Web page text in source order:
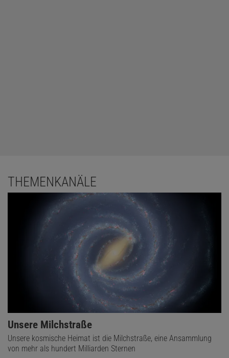
THEMENKANÄLE
Unsere Milchstraße
Unsere kosmische Heimat ist die Milchstraße, eine Ansammlung
von mehr als hundert Milliarden Sternen